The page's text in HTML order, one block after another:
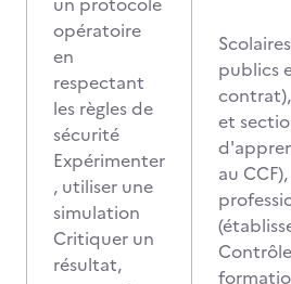
opératoire
en
respectant
les règles de
sécurité
Expérimenter
, utiliser une
simulation
Critiquer un
résultat,
publics
et
au